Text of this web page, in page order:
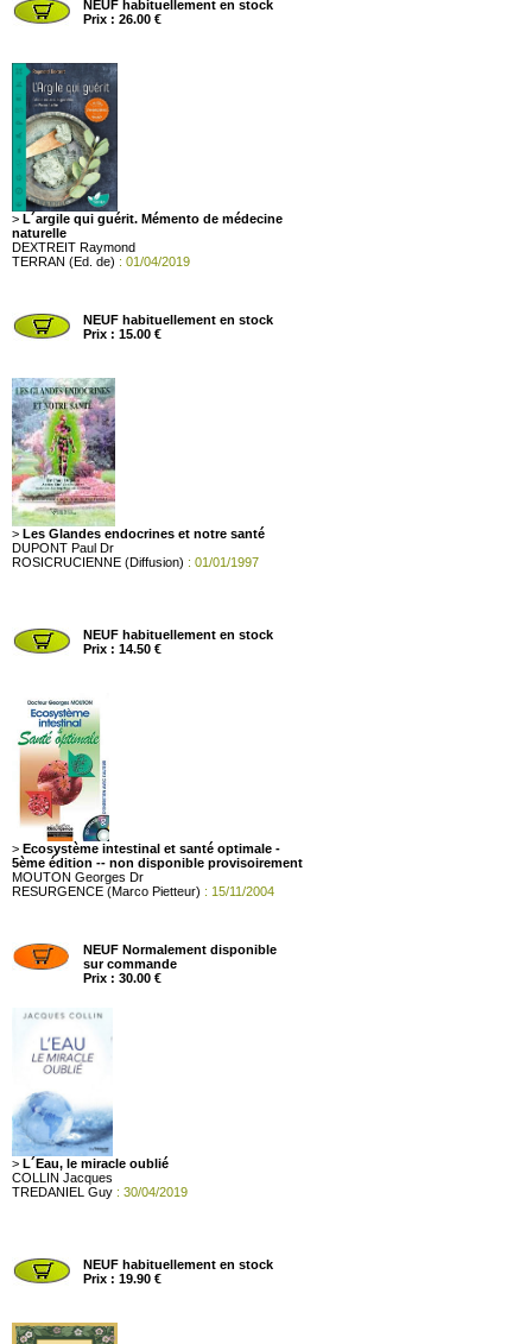
NEUF habituellement en stock
Prix : 26.00 €
> L´argile qui guérit. Mémento de médecine
naturelle
DEXTREIT Raymond
TERRAN (Ed. de) : 01/04/2019
NEUF habituellement en stock
Prix : 15.00 €
> Les Glandes endocrines et notre santé
DUPONT Paul Dr
ROSICRUCIENNE (Diffusion) : 01/01/1997
NEUF habituellement en stock
Prix : 14.50 €
> Ecosystème intestinal et santé optimale -
5ème édition -- non disponible provisoirement
MOUTON Georges Dr
RESURGENCE (Marco Pietteur) : 15/11/2004
NEUF Normalement disponible
sur commande
Prix : 30.00 €
> L´Eau, le miracle oublié
COLLIN Jacques
TREDANIEL Guy : 30/04/2019
NEUF habituellement en stock
Prix : 19.90 €